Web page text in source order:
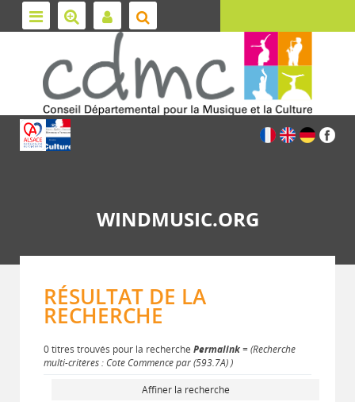
WINDMUSIC.ORG
RÉSULTAT DE LA
RECHERCHE
0 titres trouvés pour la recherche Permalink= (Recherche
multi-critères : Cote Commence par (593.7A) )
Affiner la recherche